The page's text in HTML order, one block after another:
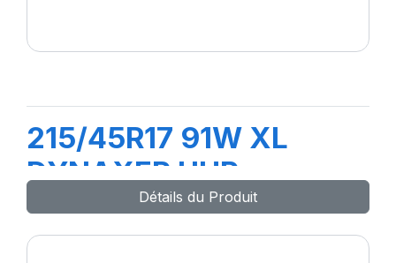
215/45R17 91W XL
DYNAXER UHP
Détails du Produit